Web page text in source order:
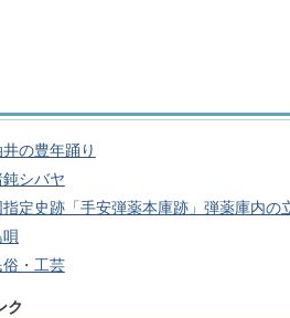
井の豊年踊り
鈍シバヤ
指定史跡「手安弾薬本庫跡」弾薬庫内の
俗・工芸
ク